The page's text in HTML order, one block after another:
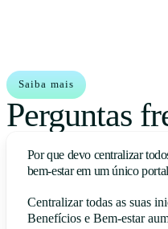
Saiba mais
Perguntas
Por que devo centralizar
bem-estar em um único
Centralizar todas as suas
Benefícios e Bem-estar